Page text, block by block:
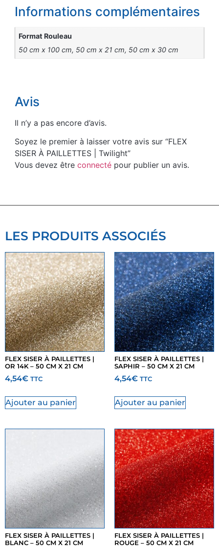
Informations complémentaires
Format Rouleau
50 cm x 100 cm, 50 cm x 21 cm, 50 cm x 30 cm
Avis
Il n’y a pas encore d’avis.
Soyez le premier à laisser votre avis sur “FLEX
SISER À PAILLETTES | Twilight”
Vous devez être connecté pour publier un avis.
LES PRODUITS ASSOCIÉS
FLEX SISER À PAILLETTES |
OR 14K – 50 CM X 21 CM
4,54€ TTC
Ajouter au panier
FLEX SISER À PAILLETTES |
SAPHIR – 50 CM X 21 CM
4,54€ TTC
Ajouter au panier
FLEX SISER À PAILLETTES |
BLANC – 50 CM X 21 CM
FLEX SISER À PAILLETTES |
ROUGE – 50 CM X 21 CM